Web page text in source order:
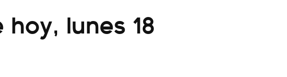
lunes 18